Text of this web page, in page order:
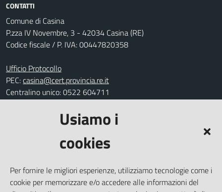
Usiamo i
cookies
Per fornire le migliori esperienze, utilizziamo tecnologie come i
cookie per memorizzare e/o accedere alle informazioni del
CONTATTI
Comune di Casina
P.zza IV Novembre, 3 - 42034 Casina (RE)
Codice fiscale / P. IVA: 00447820358
Ufficio Protocollo
PEC:casina@cert.provincia.re.it
Centralino unico: 0522 604711
Segnalazione disservizio
Amministrazione trasparente